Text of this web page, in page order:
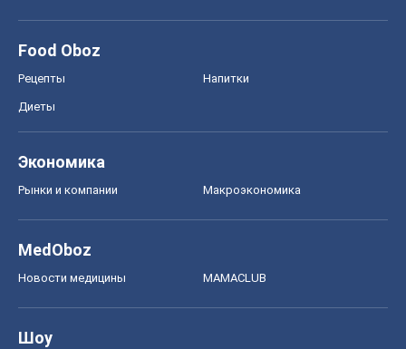
Food Oboz
Рецепты Напитки
Диеты
Экономика
Рынки и компании Mакроэкономика
MedOboz
Новости медицины MAMACLUB
Шоу